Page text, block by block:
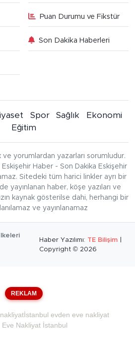
Puan Durumu ve Fikstür
Son Dakika Haberleri
Spor Sağlık
Ekonomi
Eğitim
ve yorumlardan yazarları sorumludur.
Haber - Son Dakika Eskişehir
Sitedeki tüm harici linkler ayrı bir
yayınlanan haber, köşe yazıları ve
kaynak gösterilse dahi, herhangi bir
ve yayınlanamaz
Haber Yazılımı: TE Bilişim
Copyright © 2026
REKLAM
İstanbul evden eve nakliyat
Eve Nakliyat İstanbul